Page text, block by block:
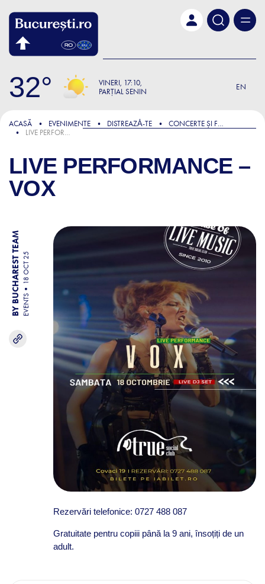
32 VINERI 17:10
PARȚIAL SENIN
EN
ACASĂ EVENIMENTE DISTREAZǍ-TE
CONCERTE ȘI FESTIVALURI
LIVE PERFORMANCE – VOX
LIVE PERFORMANCE –
VOX
BY BUCHAREST TEAM EVENTS
18 OCT 25
Rezervări telefonice: 0727 488 087
Gratuitate pentru copiii până la 9 ani, însoțiți de un
adult.